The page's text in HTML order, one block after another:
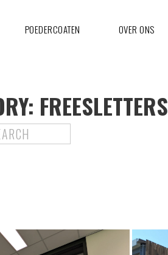
POEDERCOATEN OVER ONS
FREESLETTERS